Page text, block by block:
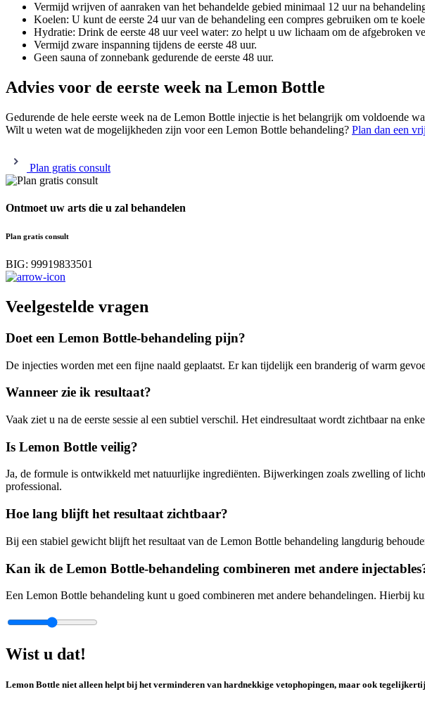
Vermijd wrijven of aanraken van het behandelde gebied minimaal 12 uur na
Koelen: U kunt de eerste 24 uur van de behandeling een compres gebruiken om te
Hydratie: Drink de eerste 48 uur veel water: zo helpt u uw lichaam om de afgebroken
Vermijd zware inspanning tijdens de eerste 48 uur.
Geen sauna of zonnebank gedurende de eerste 48 uur.
Advies voor de eerste week na Lemon Bottle
Gedurende de hele eerste week na de Lemon Bottle injectie is het belangrijk om voldoende
Wilt u weten wat de mogelijkheden zijn voor een Lemon Bottle behandeling? Plan dan een
Plan gratis consult
Ontmoet uw arts die u zal behandelen
Plan gratis consult
BIG: 99919833501
Veelgestelde vragen
Doet een Lemon Bottle-behandeling pijn?
De injecties worden met een fijne naald geplaatst. Er kan tijdelijk een branderig of warm
Wanneer zie ik resultaat?
Vaak ziet u na de eerste sessie al een subtiel verschil. Het eindresultaat wordt zichtbaar na
Is Lemon Bottle veilig?
Ja, de formule is ontwikkeld met natuurlijke ingrediënten. Bijwerkingen zoals zwelling of
professional.
Hoe lang blijft het resultaat zichtbaar?
Bij een stabiel gewicht blijft het resultaat van de Lemon Bottle behandeling langdurig
Kan ik de Lemon Bottle-behandeling combineren met andere
Een Lemon Bottle behandeling kunt u goed combineren met andere behandelingen. Hierbij
Wist u dat!
Lemon Bottle niet alleen helpt bij het verminderen van hardnekkige vetophopingen, maar ook